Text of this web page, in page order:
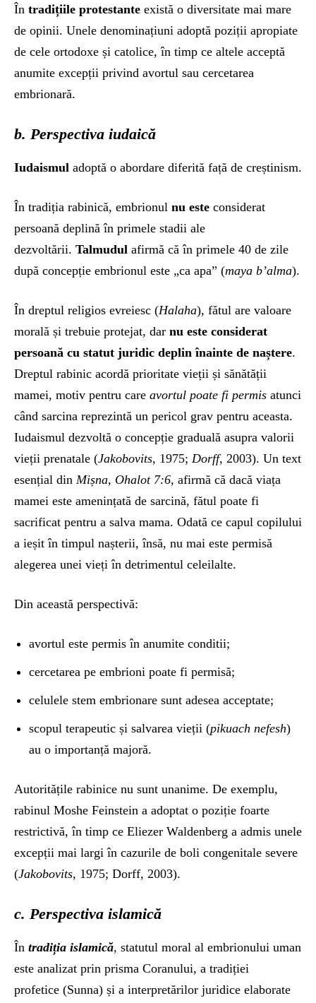
În tradițiile protestante există o diversitate mai mare
de opinii. Unele denominațiuni adoptă poziții apropiate
de cele ortodoxe și catolice, în timp ce altele acceptă
anumite excepții privind avortul sau cercetarea
embrionară.
b. Perspectiva iudaică
Iudaismul adoptă o abordare diferită față de creștinism.
În tradiția rabinică, embrionul nu este considerat
persoană deplină în primele stadii ale
dezvoltării. Talmudul afirmă că în primele 40 de zile
după concepție embrionul este „ca apa” (maya b’alma).
În dreptul religios evreiesc (Halaha), fătul are valoare
morală și trebuie protejat, dar nu este considerat
persoană cu statut juridic deplin înainte de naștere.
Dreptul rabinic acordă prioritate vieții și sănătății
mamei, motiv pentru care avortul poate fi permis atunci
când sarcina reprezintă un pericol grav pentru aceasta.
Iudaismul dezvoltă o concepție graduală asupra valorii
vieții prenatale (Jakobovits, 1975; Dorff, 2003). Un text
esențial din Mișna, Ohalot 7:6, afirmă că dacă viața
mamei este amenințată de sarcină, fătul poate fi
sacrificat pentru a salva mama. Odată ce capul copilului
a ieșit în timpul nașterii, însă, nu mai este permisă
alegerea unei vieți în detrimentul celeilalte.
Din această perspectivă:
avortul este permis în anumite conditii;
cercetarea pe embrioni poate fi permisă;
celulele stem embrionare sunt adesea acceptate;
scopul terapeutic și salvarea vieții (pikuach nefesh)
au o importanță majoră.
Autoritățile rabinice nu sunt unanime. De exemplu,
rabinul Moshe Feinstein a adoptat o poziție foarte
restrictivă, în timp ce Eliezer Waldenberg a admis unele
excepții mai largi în cazurile de boli congenitale severe
(Jakobovits, 1975; Dorff, 2003).
c. Perspectiva islamică
În tradiția islamică, statutul moral al embrionului uman
este analizat prin prisma Coranului, a tradiției
profetice (Sunna) și a interpretărilor juridice elaborate